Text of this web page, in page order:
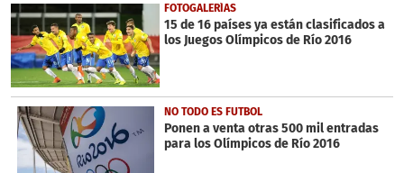
FOTOGALERÍAS
15 de 16 países ya están clasificados a
los Juegos Olímpicos de Río 2016
NO TODO ES FUTBOL
Ponen a venta otras 500 mil entradas
para los Olímpicos de Río 2016